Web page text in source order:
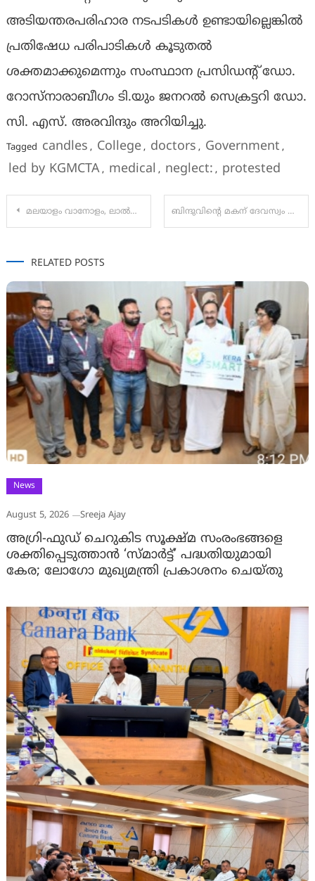
അടിയന്തരപരിഹാര നടപടികൾ ഉണ്ടായില്ലെങ്കിൽ
പ്രതിഷേധ പരിപാടികൾ കൂടുതൽ
ശക്തമാക്കുമെന്നും സംസ്ഥാന പ്രസിഡന്റ് ഡോ.
റോസ്നാരാബീഗം ടി.യും ജനറൽ സെക്രട്ടറി ഡോ.
സി. എസ്. അരവിന്ദും അറിയിച്ചു.
Tagged candles , College, doctors , Government ,
led by KGMCTA, medical , neglect: , protested
Post
മലയാളം വാനോളം, ലാൽസലാം’: ഒരുക്കങ്ങൾ പൂർത്തിയായി ബിന്ദുവിന്റെ മകന് ദേവസ്വം ബോർഡിൽ ജോലി
RELATED POSTS
News
August 5, 2026 Sreeja Ajay
അഗ്രി-ഫുഡ് ചെറുകിട സൂക്ഷ്മ സംരംഭങ്ങളെ
ശക്തിപ്പെടുത്താന്‍ ‘സ്മാര്‍ട്ട്’ പദ്ധതിയുമായി
കേര; ലോഗോ മുഖ്യമന്ത്രി പ്രകാശനം ചെയ്തു